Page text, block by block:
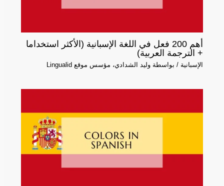
أهم 200 فعل في اللغة الإسبانية (الأكثر استخداما
+ الترجمة العربية)
الإسبانية / بواسطة وليد الشدادي، مؤسس موقع Lingualid